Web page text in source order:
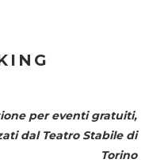
per eventi gratuiti,
dal Teatro Stabile di
Torino